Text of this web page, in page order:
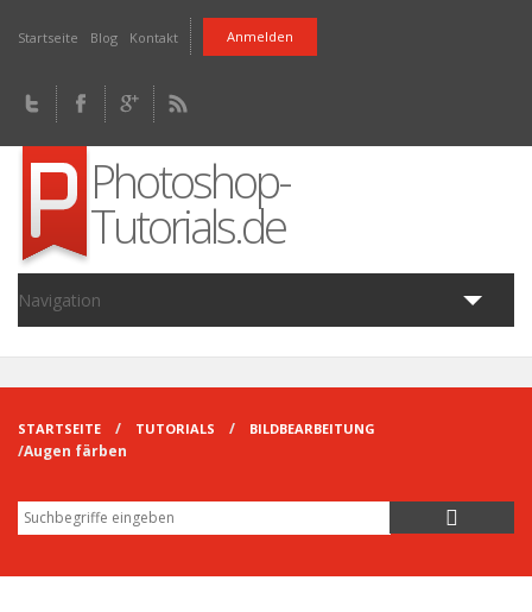
Startseite Blog Kontakt Anmelden
Photoshop-
Tutorials.de
Navigation
Home Tutorials Fragen Downloads Artikel
STARTSEITE TUTORIALS BILDBEARBEITUNG
Augen färben
Suchformular
Suche